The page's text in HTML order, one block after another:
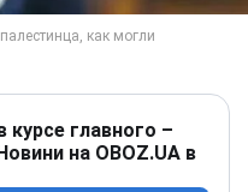
главного –
на OBOZ.UA в